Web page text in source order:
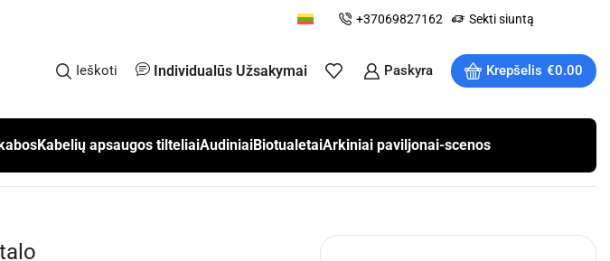
+37069827162 Sekti siuntą
Ieškoti Individualūs Užsakymai Paskyra Krepšelis €0.00
Kabelių apsaugos tilteliaiAudiniaiBiotualetaiArkiniai paviljonai-scenos